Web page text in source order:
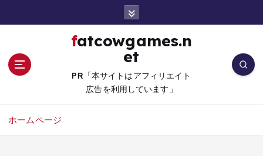
fatcowgames.n
et
PR「本サイトはアフィリエイト
広告を利用しています」
ホームページ